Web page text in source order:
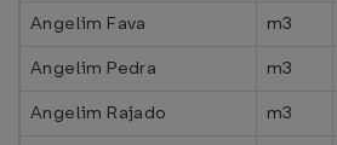
Angelim Fava
m3
Angelim Pedra
m3
Angelim Rajado
m3